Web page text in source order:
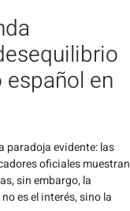
en
paradoja evidente: las
oficiales muestran
sin embargo, la
es el interés, sino la